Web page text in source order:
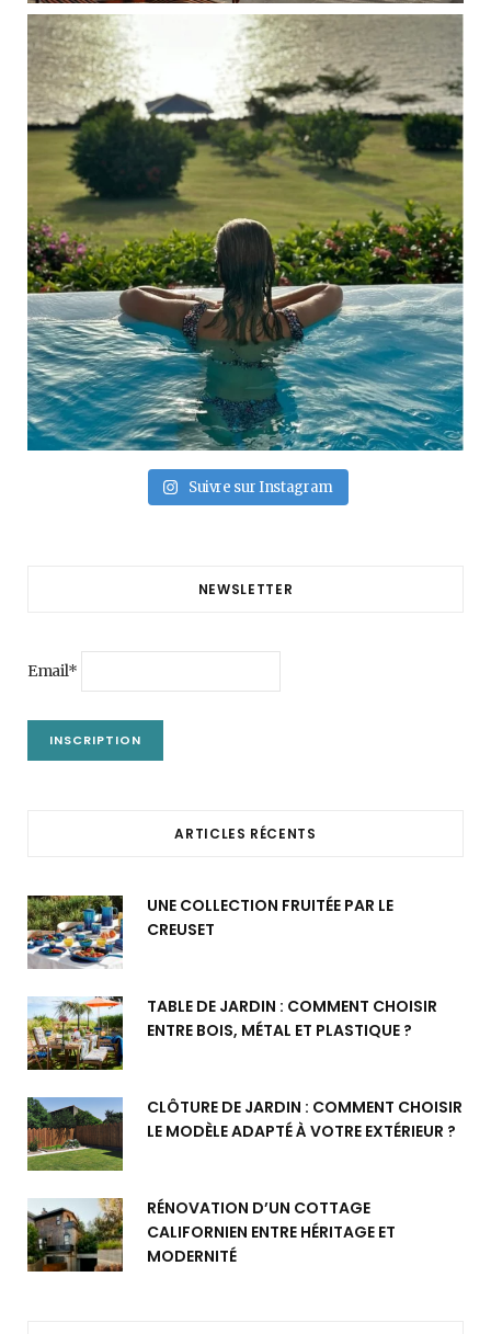
Suivre sur Instagram
NEWSLETTER
Email*
ARTICLES RÉCENTS
UNE COLLECTION FRUITÉE PAR LE
CREUSET
TABLE DE JARDIN : COMMENT CHOISIR
ENTRE BOIS, MÉTAL ET PLASTIQUE ?
CLÔTURE DE JARDIN : COMMENT CHOISIR
LE MODÈLE ADAPTÉ À VOTRE EXTÉRIEUR ?
RÉNOVATION D’UN COTTAGE
CALIFORNIEN ENTRE HÉRITAGE ET
MODERNITÉ